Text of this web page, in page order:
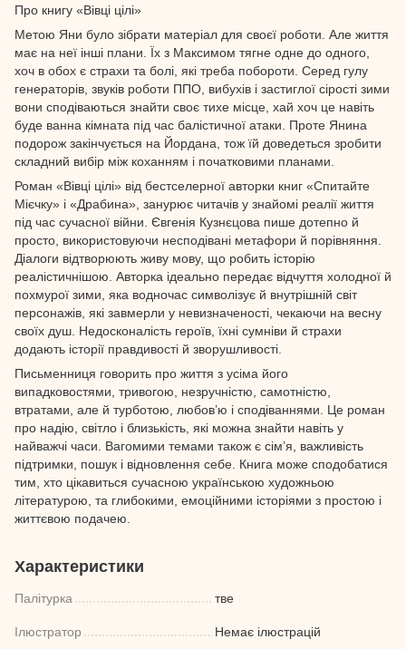
Про книгу «Вівці цілі»
Метою Яни було зібрати матеріал для своєї роботи. Але життя
має на неї інші плани. Їх з Максимом тягне одне до одного,
хоч в обох є страхи та болі, які треба побороти. Серед гулу
генераторів, звуків роботи ППО, вибухів і застиглої сірості зими
вони сподіваються знайти своє тихе місце, хай хоч це навіть
буде ванна кімната під час балістичної атаки. Проте Янина
подорож закінчується на Йордана, тож їй доведеться зробити
складний вибір між коханням і початковими планами.
Роман «Вівці цілі» від бестселерної авторки книг «Спитайте
Мієчку» і «Драбина», занурює читачів у знайомі реалії життя
під час сучасної війни. Євгенія Кузнєцова пише дотепно й
просто, використовуючи несподівані метафори й порівняння.
Діалоги відтворюють живу мову, що робить історію
реалістичнішою. Авторка ідеально передає відчуття холодної й
похмурої зими, яка водночас символізує й внутрішній світ
персонажів, які завмерли у невизначеності, чекаючи на весну
своїх душ. Недосконалість героїв, їхні сумніви й страхи
додають історії правдивості й зворушливості.
Письменниця говорить про життя з усіма його
випадковостями, тривогою, незручністю, самотністю,
втратами, але й турботою, любов’ю і сподіваннями. Це роман
про надію, світло і близькість, які можна знайти навіть у
найважчі часи. Вагомими темами також є сім’я, важливість
підтримки, пошук і відновлення себе. Книга може сподобатися
тим, хто цікавиться сучасною українською художньою
літературою, та глибокими, емоційними історіями з простою і
життєвою подачею.
Характеристики
Палітурка тве
Ілюстратор Немає ілюстрацій